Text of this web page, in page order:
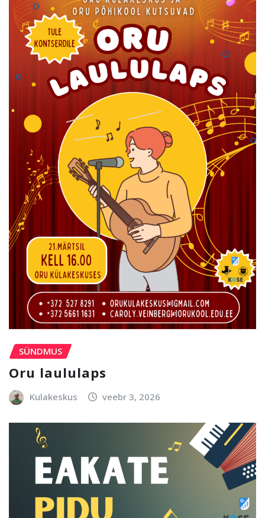
SÜNDMUS
Oru laululaps
Kulakeskus veebr 3, 2026